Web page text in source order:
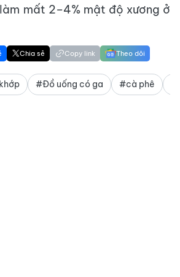
mất 2–4% mật độ xương ở
Chia sẻ Copy link Theo dõi
#Đồ uống có ga #cà phê